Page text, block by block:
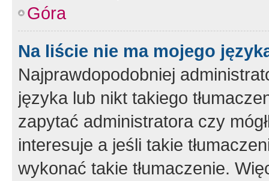
Góra
Na liście nie ma mojego
Najprawdopodobniej
języka lub nikt takiego
zapytać administratora czy
interesuje a jeśli takie
wykonać takie tłumaczenie.